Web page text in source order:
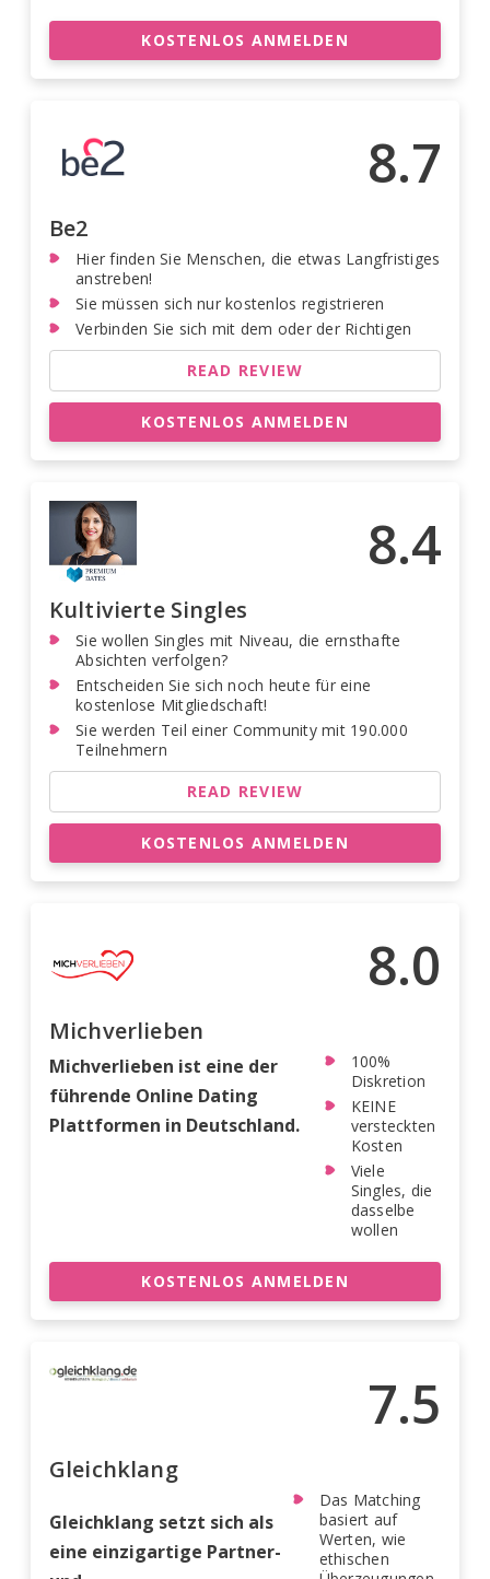
KOSTENLOS ANMELDEN
8.7
Be2
Hier finden Sie Menschen, die etwas Langfristiges
anstreben!
Sie müssen sich nur kostenlos registrieren
Verbinden Sie sich mit dem oder der Richtigen
READ REVIEW
KOSTENLOS ANMELDEN
8.4
Kultivierte Singles
Sie wollen Singles mit Niveau, die ernsthafte
Absichten verfolgen?
Entscheiden Sie sich noch heute für eine
kostenlose Mitgliedschaft!
Sie werden Teil einer Community mit 190.000
Teilnehmern
READ REVIEW
KOSTENLOS ANMELDEN
8.0
Michverlieben
Michverlieben ist eine der
führende Online Dating
Plattformen in Deutschland.
100%
Diskretion
KEINE
versteckten
Kosten
Viele
Singles, die
dasselbe
wollen
KOSTENLOS ANMELDEN
7.5
Gleichklang
Gleichklang setzt sich als
eine einzigartige Partner-
Das Matching
basiert auf
Werten, wie
ethischen